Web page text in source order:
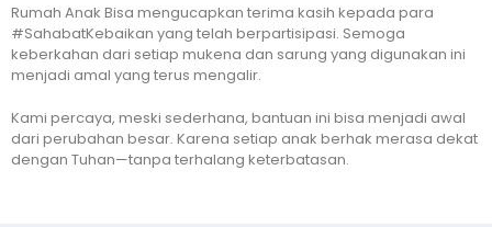
Rumah Anak Bisa mengucapkan terima kasih kepada para
#SahabatKebaikan yang telah berpartisipasi. Semoga
keberkahan dari setiap mukena dan sarung yang digunakan ini
menjadi amal yang terus mengalir.
Kami percaya, meski sederhana, bantuan ini bisa menjadi awal
dari perubahan besar. Karena setiap anak berhak merasa dekat
dengan Tuhan—tanpa terhalang keterbatasan.